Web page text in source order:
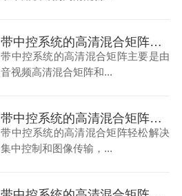
带中控系统的高清混合矩阵是如何实现一机两用的?-碧云祥
带中控系统的高清混合矩阵主要是由
音视频高清混合矩阵和...
带中控系统的高清混合矩阵轻松解决集中控制和音视频切换
带中控系统的高清混合矩阵轻松解决
集中控制和图像传输，...